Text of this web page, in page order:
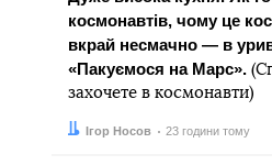
космонавтів, чому це
вкрай несмачно — в
«Пакуємося на Марс».
захочете в космонавти)
Автор:Ігор Носов
Дата: 23 години тому